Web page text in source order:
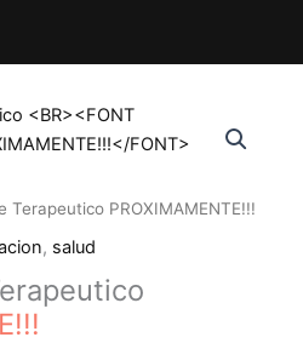
Terapeutico PROXIMAMENTE!!!
, salud